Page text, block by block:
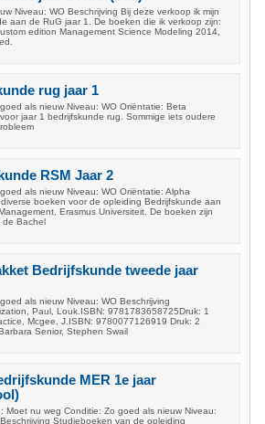
Niveau: WO Beschrijving Bij deze verkoop ik mijn
aan de RuG jaar 1. De boeken die ik verkoop zijn:
edition Management Science Modeling 2014,
rug jaar 1
als nieuw Niveau: WO Oriëntatie: Beta
jaar 1 bedrijfskunde rug. Sommige iets oudere
RSM Jaar 2
als nieuw Niveau: WO Oriëntatie: Alpha
boeken voor de opleiding Bedrijfskunde aan
Erasmus Universiteit. De boeken zijn
de Bachel
Bedrijfskunde tweede jaar
als nieuw Niveau: WO Beschrijving
Paul, Louk.ISBN: 9781783658725Druk: 1
Mcgee, J.ISBN: 9780077126919 Druk: 2
Senior, Stephen Swail
MER 1e jaar
Moet nu weg Conditie: Zo goed als nieuw Niveau:
Studieboeken van de opleiding